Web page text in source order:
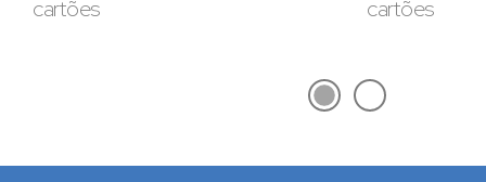
cartões cartões